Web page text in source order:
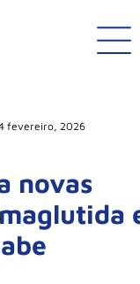
fevereiro, 2026
novas